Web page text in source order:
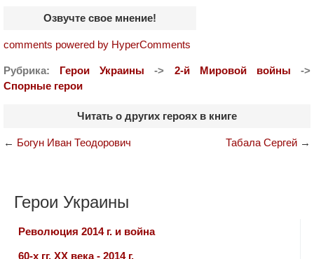
Озвучте свое мнение!
comments powered by HyperComments
Рубрика: Герои Украины -> 2-й Мировой войны ->
Спорные герои
Читать о других героях в книге
← Богун Иван Теодорович Табала Сергей →
Герои Украины
Революция 2014 г. и война
60-х гг. ХХ века - 2014 г.